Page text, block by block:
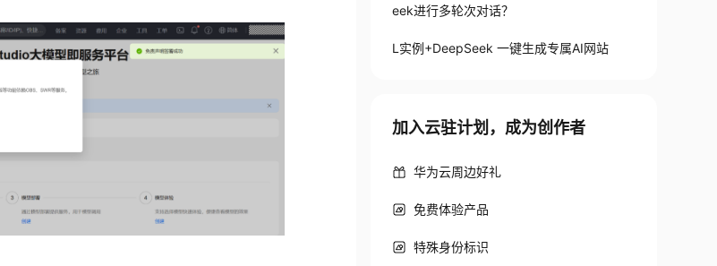
eek进行多轮次对话？
L实例+DeepSeek 一键生成专属AI网站
加入云驻计划，成为创作者
华为云周边好礼
免费体验产品
特殊身份标识